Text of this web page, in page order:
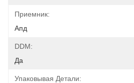
Приемник:
Апд
DDM:
Да
Упаковывая Детали: